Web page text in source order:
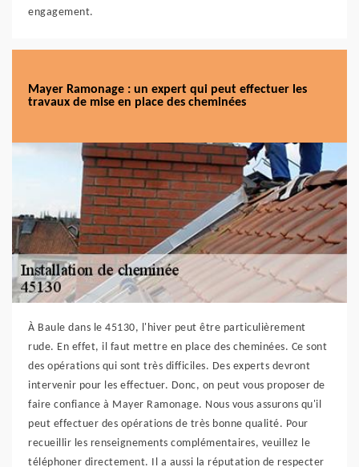
engagement.
Mayer Ramonage : un expert qui peut effectuer les
travaux de mise en place des cheminées
À Baule dans le 45130, l'hiver peut être particulièrement
rude. En effet, il faut mettre en place des cheminées. Ce sont
des opérations qui sont très difficiles. Des experts devront
intervenir pour les effectuer. Donc, on peut vous proposer de
faire confiance à Mayer Ramonage. Nous vous assurons qu'il
peut effectuer des opérations de très bonne qualité. Pour
recueillir les renseignements complémentaires, veuillez le
téléphoner directement. Il a aussi la réputation de respecter